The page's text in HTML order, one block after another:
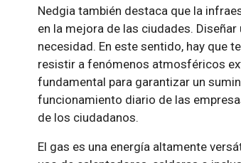
Nedgia también destaca que la
en la mejora de las ciudades.
necesidad. En este sentido, hay que
resistir a fenómenos atmosféricos
fundamental para garantizar un
funcionamiento diario de las
de los ciudadanos.
El gas es una energía altamente